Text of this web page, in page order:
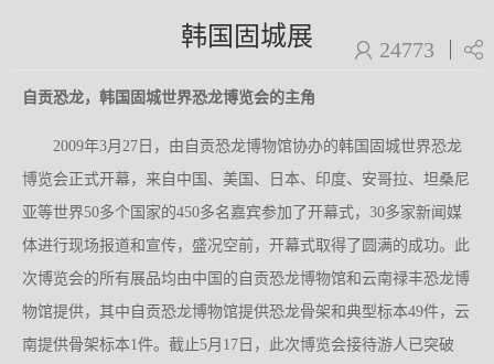
韩国固城展 24773
自贡恐龙，韩国固城世界恐龙博览会的主角
2009年3月27日，由自贡恐龙博物馆协办的韩国固城世界恐龙
博览会正式开幕，来自中国、美国、日本、印度、安哥拉、坦桑尼
亚等世界50多个国家的450多名嘉宾参加了开幕式，30多家新闻媒
体进行现场报道和宣传，盛况空前，开幕式取得了圆满的成功。此
次博览会的所有展品均由中国的自贡恐龙博物馆和云南禄丰恐龙博
物馆提供，其中自贡恐龙博物馆提供恐龙骨架和典型标本49件，云
南提供骨架标本1件。截止5月17日，此次博览会接待游人已突破